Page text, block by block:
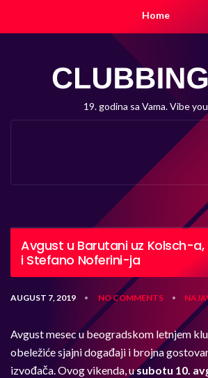
Home
19. godina sa Vama. Vibe
Avgust u Barutani uz Kolsch-a,
i Stefano Noferini-ja
AUGUST 7, 2019 • NO COMMENTS •
Avgust mesec u beogradskom letnjem
obeležiće sjajni događaji i brojna
izvođača. Ovog vikenda, usubotu 10.